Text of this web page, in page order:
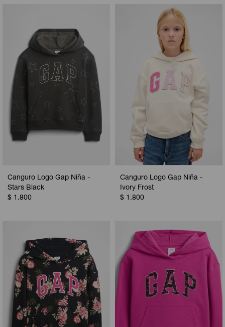
Canguro Logo Gap Niña -
Stars Black
$ 1.800
Canguro Logo Gap Niña -
Ivory Frost
$ 1.800